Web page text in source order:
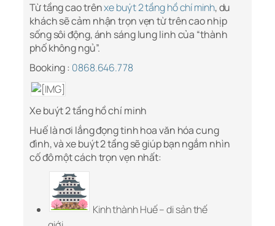
Từ tầng cao trênxe buýt 2 tầng hồ chí minh, du
khách sẽ cảm nhận trọn vẹn từ trên cao nhịp
sống sôi động, ánh sáng lung linh của “thành
phố không ngủ”.
Booking : 0868.646.778
Xe buýt 2 tầng hồ chí minh
Huế là nơi lắng đọng tinh hoa văn hóa cung
đình, và xe buýt 2 tầng sẽ giúp bạn ngắm nhìn
cố đô một cách trọn vẹn nhất:
Kinh thành Huế – di sản thế